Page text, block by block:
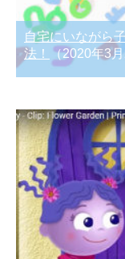
自宅にいながら
法！
（2020年3月